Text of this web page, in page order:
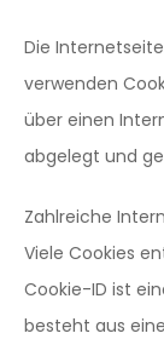
Die
verwenden
über einen
abgelegt und
Zahlreiche
Viele Cookies
Cookie-ID ist
besteht aus